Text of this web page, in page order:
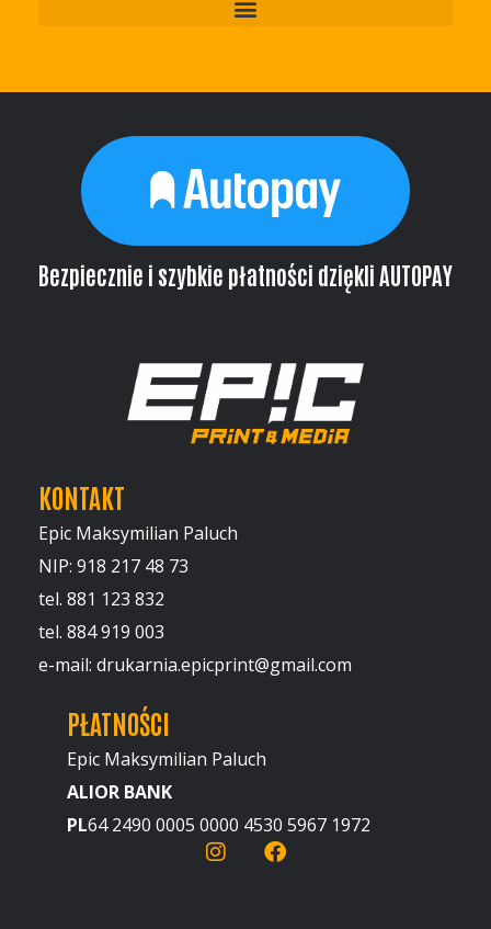
Bezpiecznie i szybkie płatności dziękli AUTOPAY
KONTAKT
Epic Maksymilian Paluch
NIP: 918 217 48 73
tel. 881 123 832
tel. 884 919 003
e-mail: drukarnia.epicprint@gmail.com
PŁATNOŚCI
Epic Maksymilian Paluch
ALIOR BANK
PL64 2490 0005 0000 4530 5967 1972